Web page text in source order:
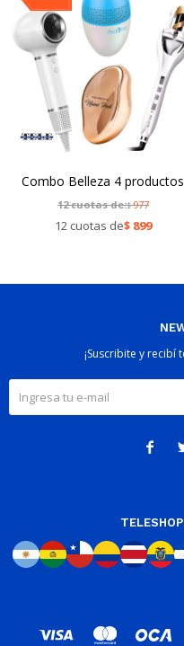
Combo Belleza 4 productos
12 cuotas de:$977
12 cuotas de$ 899
¡Suscribite y recibí
